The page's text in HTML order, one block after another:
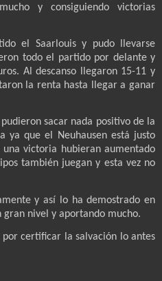
y consiguiendo victorias
el Saarlouis y pudo llevarse
todo el partido por delante y
Al descanso llegaron 15-11 y
la renta hasta llegar a ganar
sacar nada positivo de la
ya que el Neuhausen está justo
victoria hubieran aumentado
también juegan y esta vez no
y así lo ha demostrado en
gran nivel y aportando mucho.
certificar la salvación lo antes